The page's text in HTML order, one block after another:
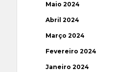
Maio 2024
Abril 2024
Março 2024
Fevereiro 2024
Janeiro 2024